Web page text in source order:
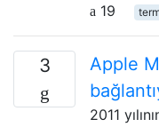
19
3
Apple
2011